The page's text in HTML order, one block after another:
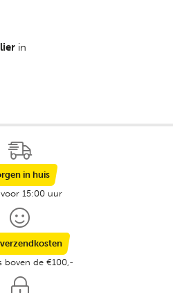
in
in huis
voor 15:00 uur
boven de €100,-